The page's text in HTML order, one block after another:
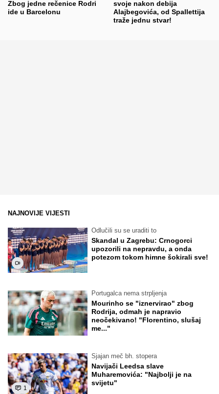
Zbog jedne rečenice Rodri
ide u Barcelonu
svoje nakon debija
Alajbegovića, od Spallettija
traže jednu stvar!
NAJNOVIJE VIJESTI
Odlučili su se uraditi to
Skandal u Zagrebu: Crnogorci
upozorili na nepravdu, a onda
potezom tokom himne šokirali sve!
Portugalca nema strpljenja
Mourinho se "iznervirao" zbog
Rodrija, odmah je napravio
neočekivano! "Florentino, slušaj
me..."
1
Sjajan meč bh. stopera
Navijači Leedsa slave
Muharemovića: "Najbolji je na
svijetu"